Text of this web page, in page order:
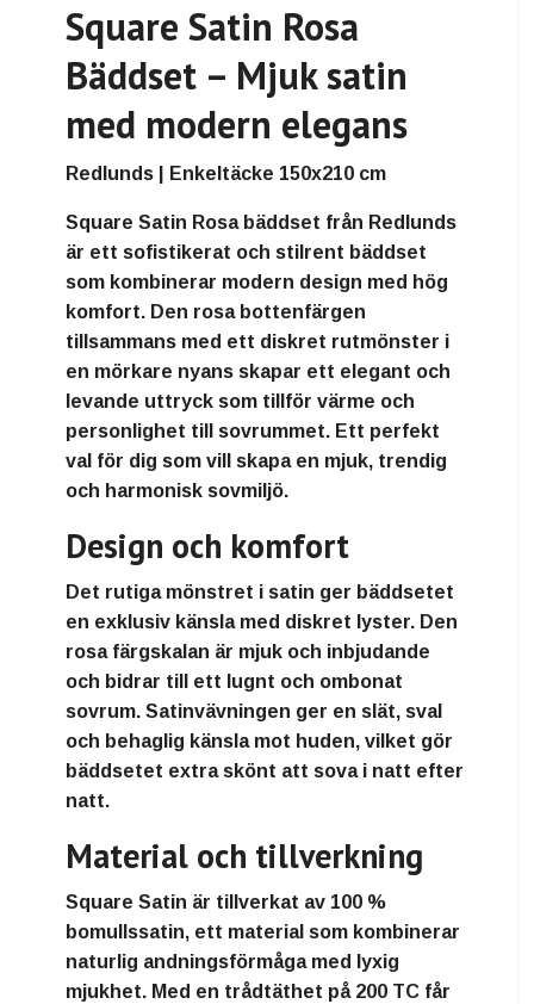
Square Satin Rosa
Bäddset – Mjuk satin
med modern elegans
Redlunds | Enkeltäcke 150x210 cm
Square Satin Rosa bäddset från Redlunds
är ett sofistikerat och stilrent bäddset
som kombinerar modern design med hög
komfort. Den rosa bottenfärgen
tillsammans med ett diskret rutmönster i
en mörkare nyans skapar ett elegant och
levande uttryck som tillför värme och
personlighet till sovrummet. Ett perfekt
val för dig som vill skapa en mjuk, trendig
och harmonisk sovmiljö.
Design och komfort
Det rutiga mönstret i satin ger bäddsetet
en exklusiv känsla med diskret lyster. Den
rosa färgskalan är mjuk och inbjudande
och bidrar till ett lugnt och ombonat
sovrum. Satinvävningen ger en slät, sval
och behaglig känsla mot huden, vilket gör
bäddsetet extra skönt att sova i natt efter
natt.
Material och tillverkning
Square Satin är tillverkat av 100 %
bomullssatin, ett material som kombinerar
naturlig andningsförmåga med lyxig
mjukhet. Med en trådtäthet på 200 TC får